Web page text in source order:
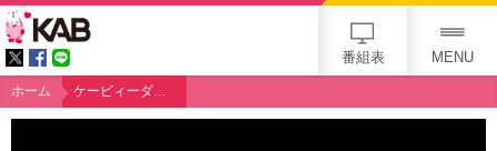
番組表 MENU
ホーム ケービィーダンス募集